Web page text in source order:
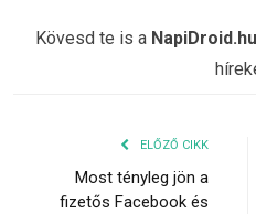
Kövesd te is a NapiDroid.hu
ELŐZŐ CIKK
Most tényleg jön a
fizetős Facebook és